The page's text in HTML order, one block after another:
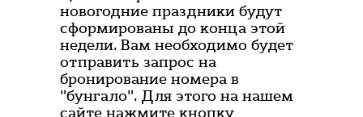
новогодние праздники будут
сформированы до конца этой
недели. Вам необходимо будет
отправить запрос на
бронирование номера в
"бунгало". Для этого на нашем
сайте нажмите кнопку